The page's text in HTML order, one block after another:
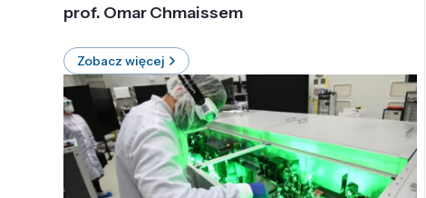
prof. Omar Chmaissem
Zobacz więcej